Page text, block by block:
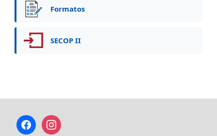
Formatos
SECOP II
facebookinstagram